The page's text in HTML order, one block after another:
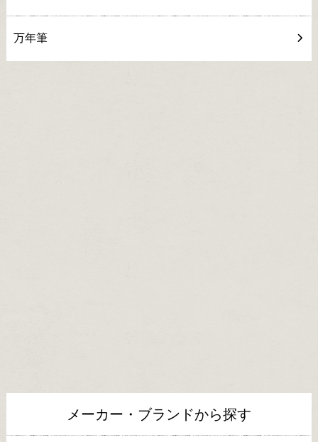
万年筆
メーカー・ブランドから探す